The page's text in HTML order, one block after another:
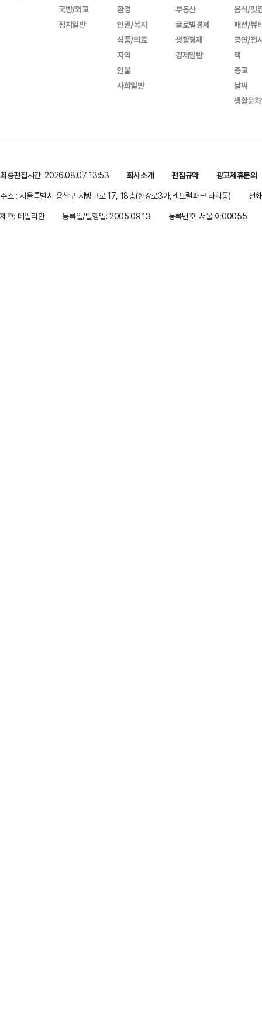
국방/외교
정치일반
환경
인권/복지
식품/의료
지역
인물
사회일반
부동산
글로벌경제
생활경제
경제일반
음식/맛
패션/뷰
공연/전
책
종교
날씨
생활문
최종편집시간: 2026.08.07 13:53 회사소개 편집규약
광고제휴문의
주소 : 서울특별시 용산구 서빙고로 17, 18층(한강로3가,센트럴파크 타워동)
전
제호: 데일리안
등록일/발행일: 2005.09.13 등록번호: 서울 아00055